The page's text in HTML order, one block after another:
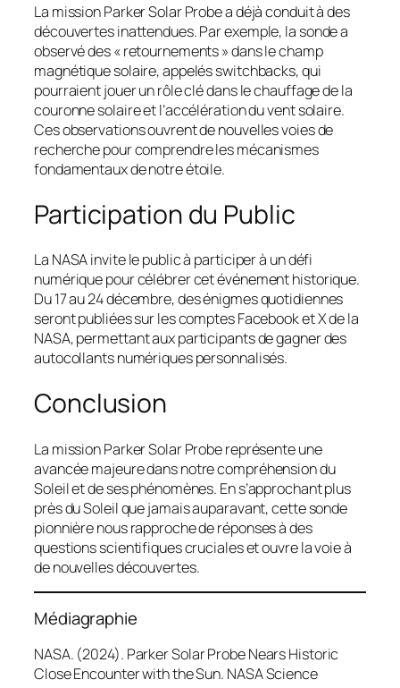
La mission Parker Solar Probe a déjà conduit à des
découvertes inattendues. Par exemple, la sonde a
observé des « retournements » dans le champ
magnétique solaire, appelés switchbacks, qui
pourraient jouer un rôle clé dans le chauffage de la
couronne solaire et l’accélération du vent solaire.
Ces observations ouvrent de nouvelles voies de
recherche pour comprendre les mécanismes
fondamentaux de notre étoile.
Participation du Public
La NASA invite le public à participer à un défi
numérique pour célébrer cet événement historique.
Du 17 au 24 décembre, des énigmes quotidiennes
seront publiées sur les comptes Facebook et X de la
NASA, permettant aux participants de gagner des
autocollants numériques personnalisés.
Conclusion
La mission Parker Solar Probe représente une
avancée majeure dans notre compréhension du
Soleil et de ses phénomènes. En s’approchant plus
près du Soleil que jamais auparavant, cette sonde
pionnière nous rapproche de réponses à des
questions scientifiques cruciales et ouvre la voie à
de nouvelles découvertes.
Médiagraphie
NASA. (2024). Parker Solar Probe Nears Historic
Close Encounter with the Sun. NASA Science